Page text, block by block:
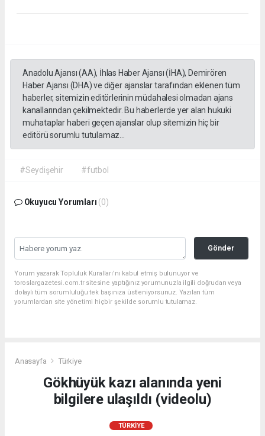
Anadolu Ajansı (AA), İhlas Haber Ajansı (İHA), Demirören
Haber Ajansı (DHA) ve diğer ajanslar tarafından eklenen tüm
haberler, sitemizin editörlerinin müdahalesi olmadan ajans
kanallarından çekilmektedir. Bu haberlerde yer alan hukuki
muhataplar haberi geçen ajanslar olup sitemizin hiç bir
editörü sorumlu tutulamaz...
#Seydişehir #futbol
Okuyucu Yorumları (0)
Gönder
Yorum yazarak Topluluk Kuralları’nı kabul etmiş bulunuyor ve
toroslargazetesi.com.tr sitesine yaptığınız yorumunuzla ilgili doğrudan veya
dolaylı tüm sorumluluğu tek başınıza üstleniyorsunuz. Yazılan tüm
yorumlardan site yönetimi hiçbir şekilde sorumlu tutulamaz.
Anasayfa Türkiye
Gökhüyük kazı alanında yeni
bilgilere ulaşıldı (videolu)
TÜRKIYE